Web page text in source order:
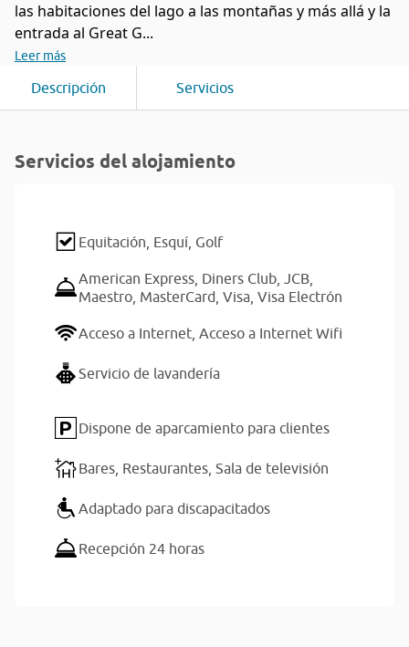
las habitaciones del lago a las montañas y más allá y la
entrada al Great G...
Leer más
Descripción Servicios
Servicios del alojamiento
Equitación, Esquí, Golf
American Express, Diners Club, JCB,
Maestro, MasterCard, Visa, Visa Electrón
Acceso a Internet, Acceso a Internet Wifi
Servicio de lavandería
Dispone de aparcamiento para clientes
Bares, Restaurantes, Sala de televisión
Adaptado para discapacitados
Recepción 24 horas